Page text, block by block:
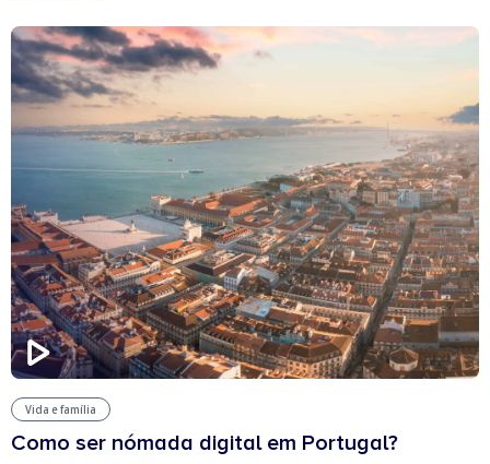
Vida e família
Como ser nómada digital em Portugal?